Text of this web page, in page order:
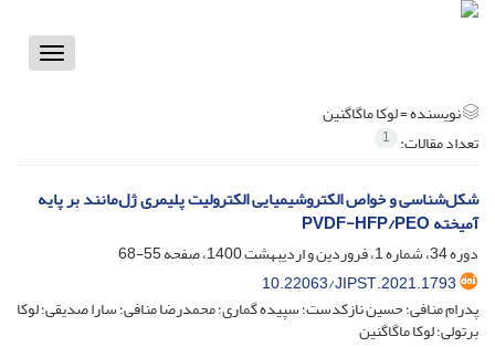
Toggle
نویسنده =لوکا ماگاگنین
تعداد مقالات: 1
شکل‌شناسی و خواص الکتروشیمیایی الکترولیت پلیمری ژل‌مانند بر پایه
آمیخته PVDF-HFP/PEO
دوره 34، شماره 1، فروردین و اردیبهشت 1400، صفحه
55-68
10.22063/JIPST.2021.1793
پدرام منافی؛ حسین نازکدست؛ سپیده گماری؛ محمدرضا منافی؛ سارا صدیقی؛ لوکا
برتولی؛ لوکا ماگاگنین